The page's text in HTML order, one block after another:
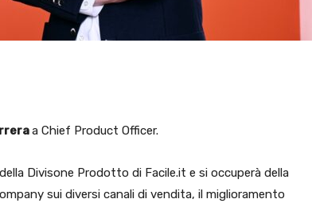
a Chief Product Officer.
Divisone Prodotto di Facile.it e si occuperà della
sui diversi canali di vendita, il miglioramento